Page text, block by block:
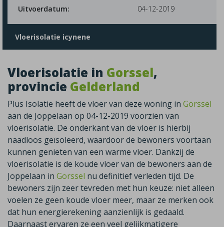
Uitvoerdatum:
04-12-2019
Vloerisolatie icynene
Vloerisolatie in Gorssel,
provincie Gelderland
Plus Isolatie heeft de vloer van deze woning in Gorssel
aan de Joppelaan op 04-12-2019 voorzien van
vloerisolatie. De onderkant van de vloer is hierbij
naadloos geïsoleerd, waardoor de bewoners voortaan
kunnen genieten van een warme vloer. Dankzij de
vloerisolatie is de koude vloer van de bewoners aan de
Joppelaan in Gorssel nu definitief verleden tijd. De
bewoners zijn zeer tevreden met hun keuze: niet alleen
voelen ze geen koude vloer meer, maar ze merken ook
dat hun energierekening aanzienlijk is gedaald.
Daarnaast ervaren ze een veel gelijkmatigere